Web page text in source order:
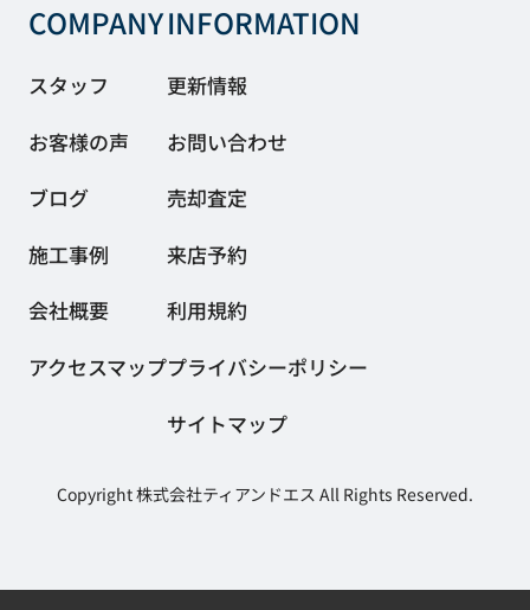
COMPANY
スタッフ
お客様の声
ブログ
施工事例
会社概要
アクセスマップ
INFORMATION
更新情報
お問い合わせ
売却査定
来店予約
利用規約
プライバシーポリシー
サイトマップ
Copyright 株式会社ティアンドエス All Rights Reserved.